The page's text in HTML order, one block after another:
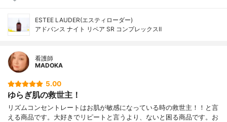
ESTEE LAUDER(エスティローダー)
アドバンス ナイト リペア SR コンプレックスⅡ
看護師
MADOKA
5.00
ゆらぎ肌の救世主！
リズムコンセントレートはお肌が敏感になっている時の救世主！！と言
える商品です。大好きでリピートと言うより、ないと困る商品です。お